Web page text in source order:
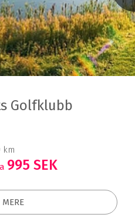
Golfklubb
km
995 SEK